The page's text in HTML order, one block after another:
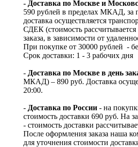
- Доставка по Москве и
590 рублей в пределах МКАД,
доставка осуществляется
СДЕК (стоимость
заказа, в зависимости от
При покупке от 30000 рублей -
Срок доставки: 1 - 3 рабочих дня
- Доставка по Москве в день
МКАД) – 890 руб. Доставка
20:00.
- Доставка по России - на
стоимость доставки 690 руб. На
- стоимость доставки
После оформления заказа наша
для уточнения стоимости